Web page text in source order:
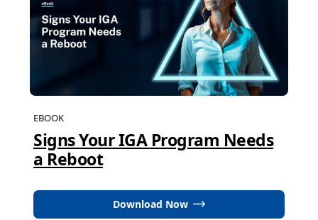
EBOOK
Signs Your IGA Program Needs
a Reboot
Download Now